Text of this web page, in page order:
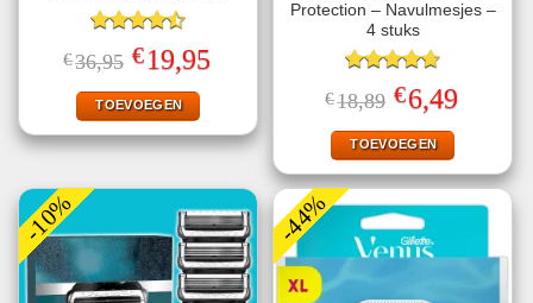
Gewaardeerd
4.50uit 5
€36,95 Oorspronkelijke
prijs
was:
€36,95.
€19,95prijs
TOEVOEGEN
Protection – Navulmesjes –
4 stuks
Gewaardeerd
4.67uit 5
€18,89 Oorspronkelijke
prijs
was:
€18,89.
€6,49Huidige
prijs
TOEVOEGEN
-10% -44%